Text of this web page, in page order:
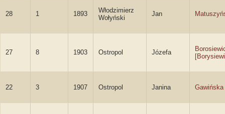
28 1 1893
Włodzimierz
Wołyński
Jan
27 8 1903 Ostropol Józefa
22 3 1907 Ostropol Janina Gawińska